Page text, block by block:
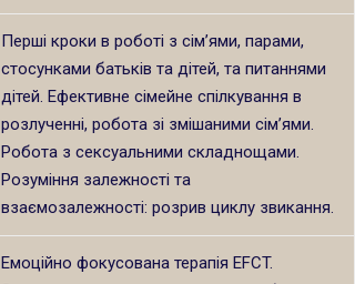
Перші кроки в роботі з сім’ями, парами,
стосунками батьків та дітей, та питаннями
дітей. Ефективне сімейне спілкування в
розлученні, робота зі змішаними сім’ями.
Робота з сексуальними складнощами.
Розуміння залежності та
взаємозалежності: розрив циклу звикання.
Емоційно фокусована терапія EFCT.